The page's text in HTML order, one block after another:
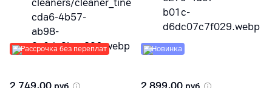
Рассрочка без переплат Новинка